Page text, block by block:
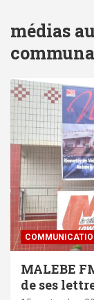
médias
MALEBE
de ses